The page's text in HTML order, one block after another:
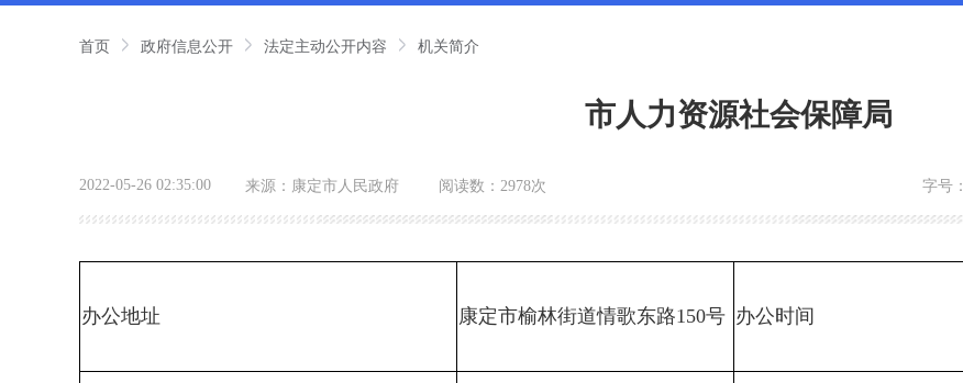
首页 政府信息公开 法定主动公开内容 机关简介
市人力资源社会保障局
2022-05-26 02:35:00 来源： 康定市人民政府 阅读数： 2978次 字号：
办公地址 康定市榆林街道情歌东路150号 办公时间